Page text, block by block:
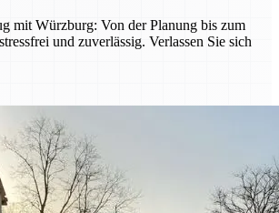
mit Würzburg: Von der Planung bis zum
und zuverlässig. Verlassen Sie sich